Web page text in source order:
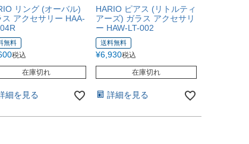
リング (オーバル)
ス アクセサリー HAA-
無料
税込
在庫切れ
細を見る
HARIO ピアス (リトルティ
アーズ) ガラス アクセサリ
ー HAW-LT-002
送料無料
¥6,930税込
在庫切れ
詳細を見る